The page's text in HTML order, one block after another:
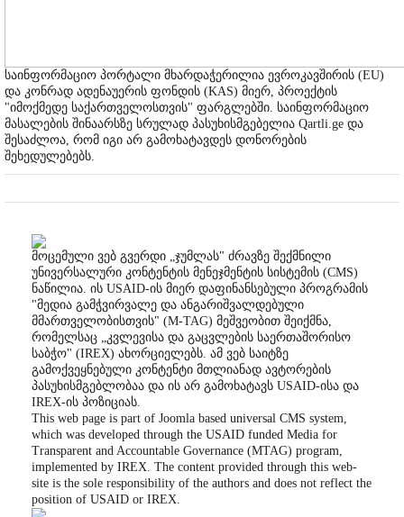
საინფორმაციო პორტალი მხარდაჭერილია ევროკავშირის (EU)
და კონრად ადენაუერის ფონდის (KAS) მიერ, პროექტის
"იმოქმედე საქართველოსთვის" ფარგლებში. საინფორმაციო
მასალების შინაარსზე სრულად პასუხისმგებელია Qartli.ge და
შესაძლოა, რომ იგი არ გამოხატავდეს დონორების
შეხედულებებს.
მოცემული ვებ გვერდი „ჯუმლას" ძრავზე შექმნილი
უნივერსალური კონტენტის მენეჯმენტის სისტემის (CMS)
ნაწილია. ის USAID-ის მიერ დაფინანსებული პროგრამის
"მედია გამჭვირვალე და ანგარიშვალდებული
მმართველობისთვის" (M-TAG) მეშვეობით შეიქმნა,
რომელსაც „კვლევისა და გაცვლების საერთაშორისო
საბჭო" (IREX) ახორციელებს. ამ ვებ საიტზე
გამოქვეყნებული კონტენტი მთლიანად ავტორების
პასუხისმგებლობაა და ის არ გამოხატავს USAID-ისა და
IREX-ის პოზიციას.
This web page is part of Joomla based universal CMS system,
which was developed through the USAID funded Media for
Transparent and Accountable Governance (MTAG) program,
implemented by IREX. The content provided through this web-
site is the sole responsibility of the authors and does not reflect the
position of USAID or IREX.